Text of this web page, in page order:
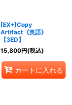
[EX+]Copy
Artifact《英語》
【3ED】
15,800円(税込)
カートに入れる